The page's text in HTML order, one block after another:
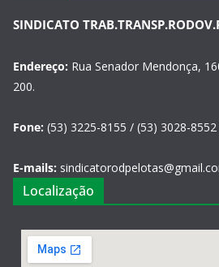
SINDICATO
Endereço: Rua Senador Mendonça,
200.
Fone: (53) 3225-8155 / (53) 3028-
E-mails:
Localização